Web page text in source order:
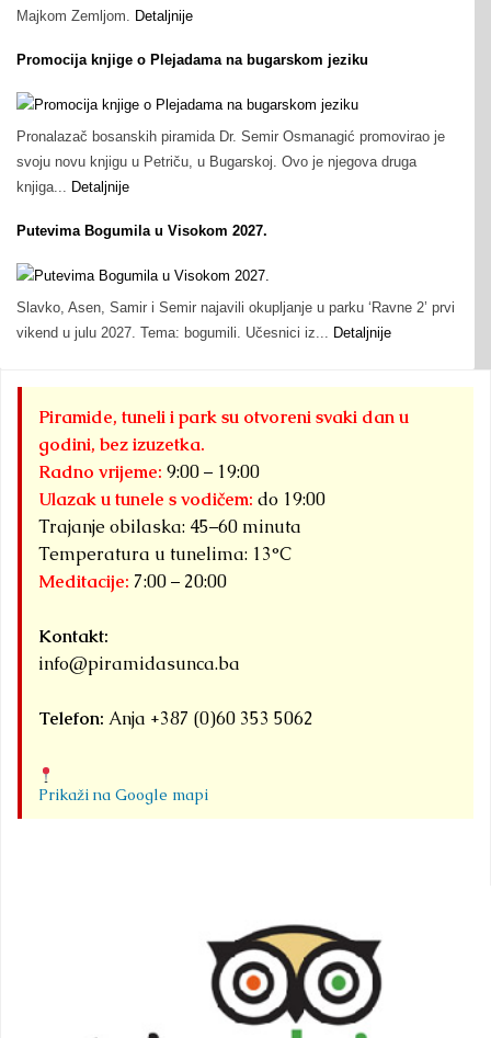
Majkom Zemljom.
Detaljnije
Promocija knjige o Plejadama na bugarskom jeziku
Pronalazač bosanskih piramida Dr. Semir Osmanagić promovirao je
svoju novu knjigu u Petriču, u Bugarskoj. Ovo je njegova druga
knjiga... Detaljnije
Putevima Bogumila u Visokom 2027.
Slavko, Asen, Samir i Semir najavili okupljanje u parku ‘Ravne 2’ prvi
vikend u julu 2027. Tema: bogumili. Učesnici iz... Detaljnije
Piramide, tuneli i park su otvoreni svaki dan u
godini, bez izuzetka.
Radno vrijeme: 9:00 – 19:00
Ulazak u tunele s vodičem: do 19:00
Trajanje obilaska: 45–60 minuta
Temperatura u tunelima: 13°C
Meditacije: 7:00 – 20:00
Kontakt:
info@piramidasunca.ba
Telefon: Anja +387 (0)60 353 5062
Prikaži na Google mapi